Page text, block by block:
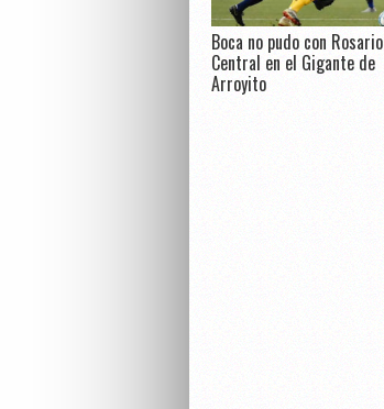
Boca no pudo con Rosario
Central en el Gigante de
Arroyito